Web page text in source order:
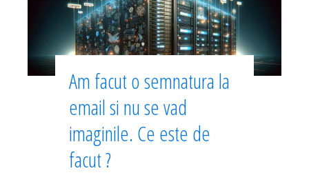
Am facut o semnatura la
email si nu se vad
imaginile. Ce este de
facut ?